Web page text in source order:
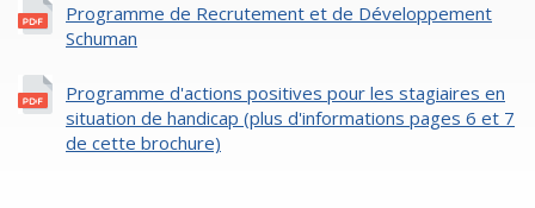
Programme de Recrutement et de Développement
Schuman
Programme d'actions positives pour les stagiaires en
situation de handicap (plus d'informations pages 6 et 7
de cette brochure)